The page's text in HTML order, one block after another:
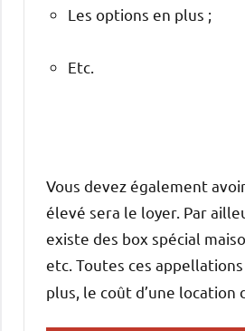
Les options en plus ;
Etc.
Vous devez également
élevé sera le loyer. Par
existe des box spécial
etc. Toutes ces
plus, le coût d’une location